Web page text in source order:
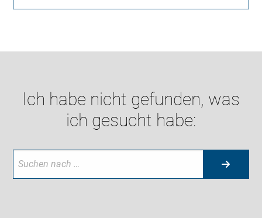
Ich habe nicht gefunden, was
ich gesucht habe: